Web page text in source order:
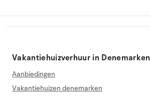
Vakantiehuizverhuur in Denemarken
Aanbiedingen
Vakantiehuizen denemarken